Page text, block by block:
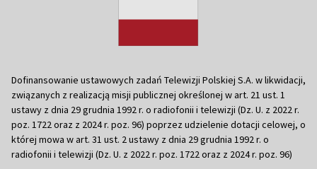
Dofinansowanie ustawowych zadań Telewizji Polskiej S.A. w likwidacji,
związanych z realizacją misji publicznej określonej w art. 21 ust. 1
ustawy z dnia 29 grudnia 1992 r. o radiofonii i telewizji (Dz. U. z 2022 r.
poz. 1722 oraz z 2024 r. poz. 96) poprzez udzielenie dotacji celowej, o
której mowa w art. 31 ust. 2 ustawy z dnia 29 grudnia 1992 r. o
radiofonii i telewizji (Dz. U. z 2022 r. poz. 1722 oraz z 2024 r. poz. 96)